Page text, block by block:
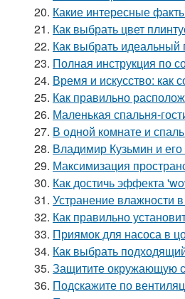
20. Какие интересные
21. Как выбрать цвет
22. Как выбрать идеальный
23. Полная инструкция по
24. Время и искусство: как
25. Как правильно
26. Маленькая спальня-
27. В одной комнате и
28. Владимир Кузьмин и
29. Максимизация
30. Как достичь эффекта
31. Устранение влажности
32. Как правильно
33. Приямок для насоса в
34. Как выбрать
35. Защитите окружающую
36. Подскажите по